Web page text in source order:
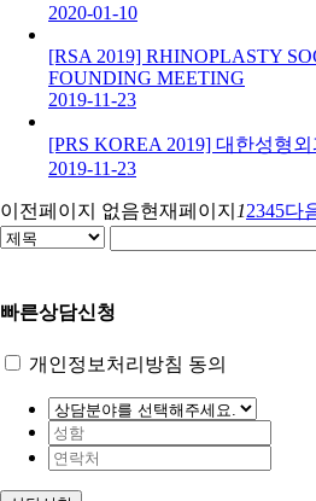
2020-01-10
[RSA 2019] RHINOPLASTY
FOUNDING MEETING
2019-11-23
[PRS KOREA 2019] 대한성형
2019-11-23
이전페이지 없음현재페이지 12345다
빠른상담신청
개인정보처리방침 동의